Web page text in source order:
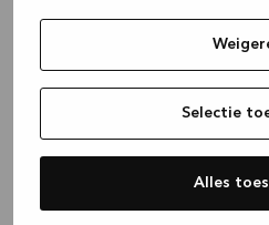
Selectie
Alles
(see